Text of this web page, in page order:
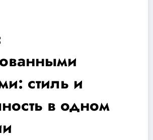
стиль и
в одном